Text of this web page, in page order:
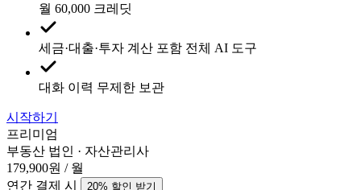
월 60,000 크레딧
세금·대출·투자 계산 포함 전체 AI 도구
대화 이력 무제한 보관
시작하기
프리미엄
부동산 법인 · 자산관리사
179,900원 / 월
연간 결제 시
20% 할인 받기